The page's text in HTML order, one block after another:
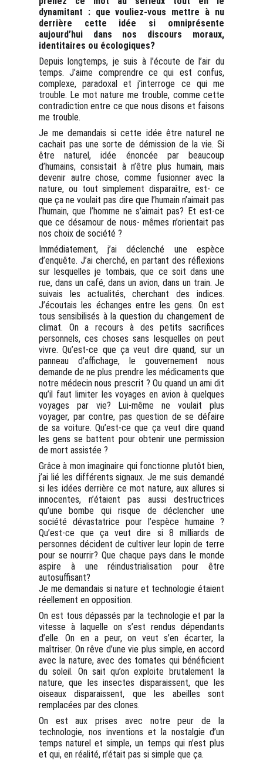
dynamitant : que vouliez-vous mettre à nu
derrière cette idée si omniprésente
aujourd’hui dans nos discours moraux,
identitaires ou écologiques?
Depuis longtemps, je suis à l’écoute de l’air du
temps. J’aime comprendre ce qui est confus,
complexe, paradoxal et j’interroge ce qui me
trouble. Le mot nature me trouble, comme cette
contradiction entre ce que nous disons et faisons
me trouble.
Je me demandais si cette idée être naturel ne
cachait pas une sorte de démission de la vie. Si
être naturel, idée énoncée par beaucoup
d’humains, consistait à n’être plus humain, mais
devenir autre chose, comme fusionner avec la
nature, ou tout simplement disparaître, est- ce
que ça ne voulait pas dire que l’humain n’aimait pas
l’humain, que l’homme ne s’aimait pas? Et est-ce
que ce désamour de nous- mêmes n’orientait pas
nos choix de société ?
Immédiatement, j’ai déclenché une espèce
d’enquête. J’ai cherché, en partant des réflexions
sur lesquelles je tombais, que ce soit dans une
rue, dans un café, dans un avion, dans un train. Je
suivais les actualités, cherchant des indices.
J’écoutais les échanges entre les gens. On est
tous sensibilisés à la question du changement de
climat. On a recours à des petits sacrifices
personnels, ces choses sans lesquelles on peut
vivre. Qu’est-ce que ça veut dire quand, sur un
panneau d’affichage, le gouvernement nous
demande de ne plus prendre les médicaments que
notre médecin nous prescrit ? Ou quand un ami dit
qu’il faut limiter les voyages en avion à quelques
voyages par vie? Lui-même ne voulait plus
voyager, par contre, pas question de se défaire
de sa voiture. Qu’est-ce que ça veut dire quand
les gens se battent pour obtenir une permission
de mort assistée ?
Grâce à mon imaginaire qui fonctionne plutôt bien,
j’ai lié les différents signaux. Je me suis demandé
si les idées derrière ce mot nature, aux allures si
innocentes, n’étaient pas aussi destructrices
qu’une bombe qui risque de déclencher une
société dévastatrice pour l’espèce humaine ?
Qu’est-ce que ça veut dire si 8 milliards de
personnes décident de cultiver leur lopin de terre
pour se nourrir? Que chaque pays dans le monde
aspire à une réindustrialisation pour être
autosuffisant?
Je me demandais si nature et technologie étaient
réellement en opposition.
On est tous dépassés par la technologie et par la
vitesse à laquelle on s’est rendus dépendants
d’elle. On en a peur, on veut s’en écarter, la
maîtriser. On rêve d’une vie plus simple, en accord
avec la nature, avec des tomates qui bénéficient
du soleil. On sait qu’on exploite brutalement la
nature, que les insectes disparaissent, que les
oiseaux disparaissent, que les abeilles sont
remplacées par des clones.
On est aux prises avec notre peur de la
technologie, nos inventions et la nostalgie d’un
temps naturel et simple, un temps qui n’est plus
et qui, en réalité, n’était pas si simple que ça.